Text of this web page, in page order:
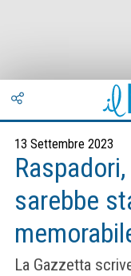
13 Settembre 2023
sarebbe
La Gazzetta